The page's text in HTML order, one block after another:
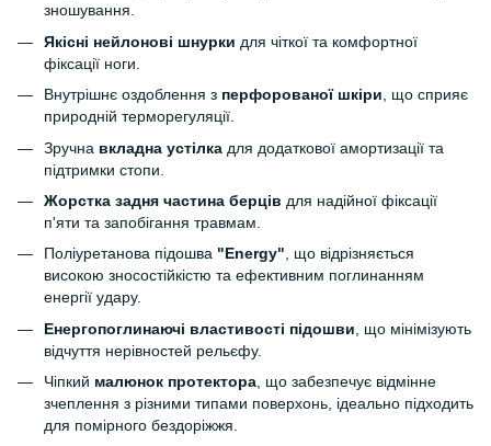
зношування.
Якісні нейлонові шнурки для чіткої та комфортної
фіксації ноги.
Внутрішнє оздоблення з перфорованої шкіри , що сприяє
природній терморегуляції.
Зручна вкладна устілка для додаткової амортизації та
підтримки стопи.
Жорстка задня частина берців для надійної фіксації
п'яти та запобігання травмам.
Поліуретанова підошва "Energy", що відрізняється
високою зносостійкістю та ефективним поглинанням
енергії удару.
Енергопоглинаючі властивості підошви , що мінімізують
відчуття нерівностей рельєфу.
Чіпкий малюнок протектора , що забезпечує відмінне
зчеплення з різними типами поверхонь, ідеально підходить
для помірного бездоріжжя.